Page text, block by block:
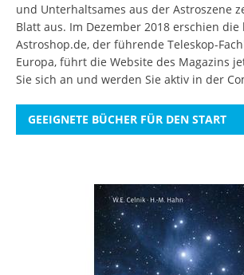
und Unterhaltsames aus der Astroszene
Blatt aus. Im Dezember 2018 erschien die
Astroshop.de, der führende Teleskop-
Europa, führt die Website des Magazins
Sie sich an und werden Sie aktiv in der
GEEIGNETE BÜCHER FÜR DEN START